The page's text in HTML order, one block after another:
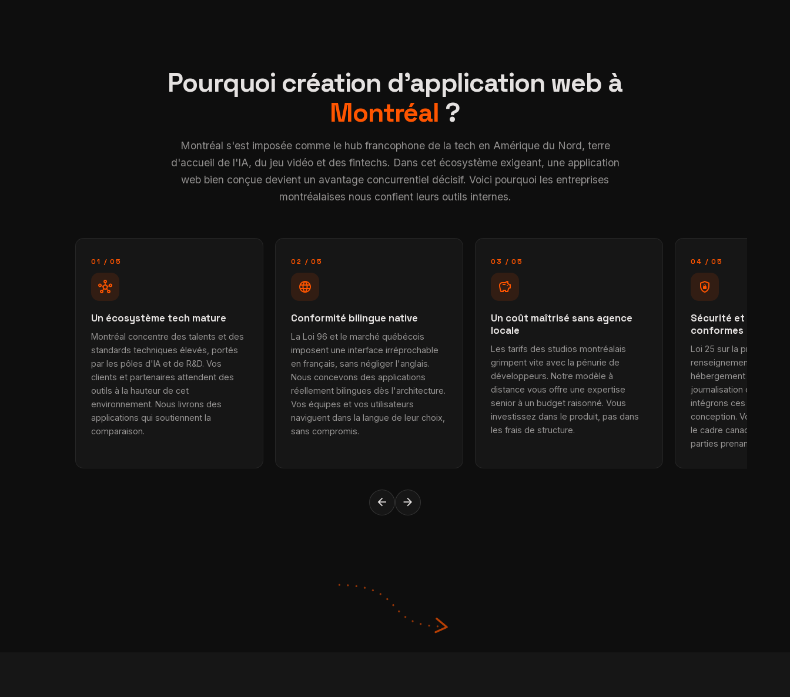
Pourquoi création d'application web à
Montréal ?
Montréal s'est imposée comme le hub francophone de la tech en Amérique du Nord, terre
d'accueil de l'IA, du jeu vidéo et des fintechs. Dans cet écosystème exigeant, une application
web bien conçue devient un avantage concurrentiel décisif. Voici pourquoi les entreprises
montréalaises nous confient leurs outils internes.
01 / 05
hub
Un écosystème tech mature
Montréal concentre des talents et des
standards techniques élevés, portés
par les pôles d'IA et de R&D. Vos
clients et partenaires attendent des
outils à la hauteur de cet
environnement. Nous livrons des
applications qui soutiennent la
comparaison.
02 / 05
language
Conformité bilingue native
La Loi 96 et le marché québécois
imposent une interface irréprochable
en français, sans négliger l'anglais.
Nous concevons des applications
réellement bilingues dès l'architecture.
Vos équipes et vos utilisateurs
naviguent dans la langue de leur choix,
sans compromis.
03 / 05
savings
Un coût maîtrisé sans agence
locale
Les tarifs des studios montréalais
grimpent vite avec la pénurie de
développeurs. Notre modèle à
distance vous offre une expertise
senior à un budget raisonné. Vous
investissez dans le produit, pas dans
les frais de structure.
04 / 05
shield_lock
Sécurité et
conformes
Loi 25 sur la protection
renseignements
hébergement de
journalisation des accès
intégrons ces
conception. Votre
le cadre canadien et
parties prenantes.
arrow_back arrow_forward